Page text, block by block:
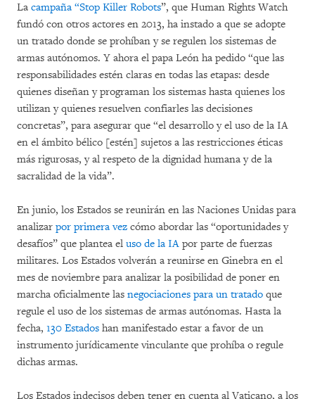
La campaña “Stop Killer Robots”, que Human Rights Watch
fundó con otros actores en 2013, ha instado a que se adopte
un tratado donde se prohíban y se regulen los sistemas de
armas autónomos. Y ahora el papa León ha pedido “que las
responsabilidades estén claras en todas las etapas: desde
quienes diseñan y programan los sistemas hasta quienes los
utilizan y quienes resuelven confiarles las decisiones
concretas”, para asegurar que “el desarrollo y el uso de la IA
en el ámbito bélico [estén] sujetos a las restricciones éticas
más rigurosas, y al respeto de la dignidad humana y de la
sacralidad de la vida”.
En junio, los Estados se reunirán en las Naciones Unidas para
analizar por primera vez cómo abordar las “oportunidades y
desafíos” que plantea el uso de la IA por parte de fuerzas
militares. Los Estados volverán a reunirse en Ginebra en el
mes de noviembre para analizar la posibilidad de poner en
marcha oficialmente las negociaciones para un tratado que
regule el uso de los sistemas de armas autónomas. Hasta la
fecha, 130 Estados han manifestado estar a favor de un
instrumento jurídicamente vinculante que prohíba o regule
dichas armas.
Los Estados indecisos deben tener en cuenta al Vaticano, a los